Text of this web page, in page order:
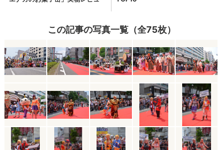
この記事の写真一覧（全75枚）